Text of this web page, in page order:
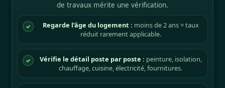
de travaux mérite une vérification.
✓ Regarde l’âge du logement : moins de 2 ans = taux
réduit rarement applicable.
✓ Vérifie le détail poste par poste : peinture, isolation,
chauffage, cuisine, électricité, fournitures.